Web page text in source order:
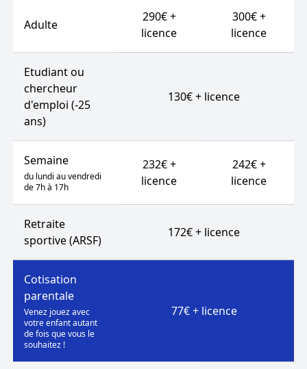
Adulte
290€ +
licence
300€ +
licence
Etudiant ou
chercheur
d'emploi (-25
ans)
130€ + licence
Semaine
du lundi au vendredi
de 7h à 17h
232€ +
licence
242€ +
licence
Retraite
sportive (ARSF)
172€ + licence
Cotisation
parentale
Venez jouez avec
votre enfant autant
de fois que vous le
souhaitez !
77€ + licence